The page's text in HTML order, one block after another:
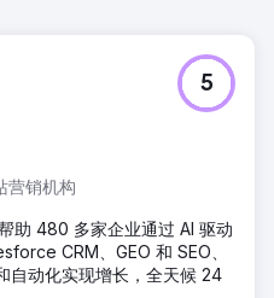
营销机构
5
助 480 多家企业通过 AI 驱动
CRM、GEO 和 SEO、
自动化实现增长，全天候 24